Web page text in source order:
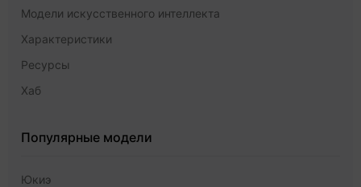
Модели искусственного интеллекта
Характеристики
Ресурсы
Хаб
Популярные модели
Юкиэ